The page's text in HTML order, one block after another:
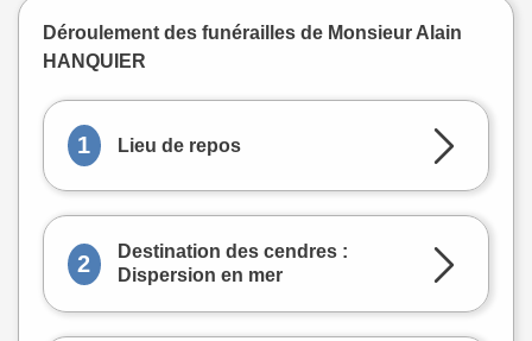
Déroulement des funérailles de Monsieur Alain
HANQUIER
1 Lieu de repos
2
Destination des cendres :
Dispersion en mer